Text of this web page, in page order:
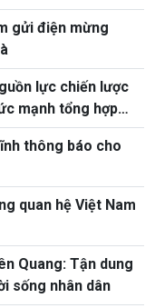
gửi điện mừng
lực chiến lược
mạnh tổng hợp
thông báo cho
quan hệ Việt Nam
Quang: Tận dung
sống nhân dân